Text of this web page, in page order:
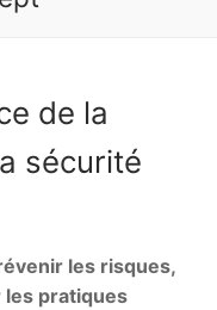
de la
sécurité
les risques,
pratiques